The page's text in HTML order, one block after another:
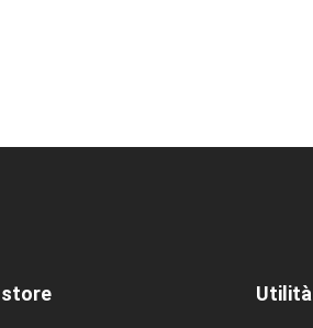
Utilità